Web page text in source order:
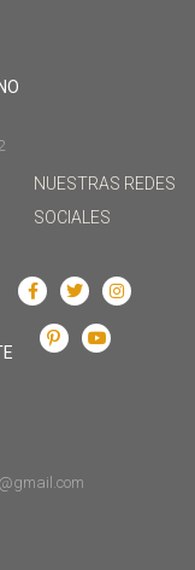
NUESTRAS REDES
SOCIALES